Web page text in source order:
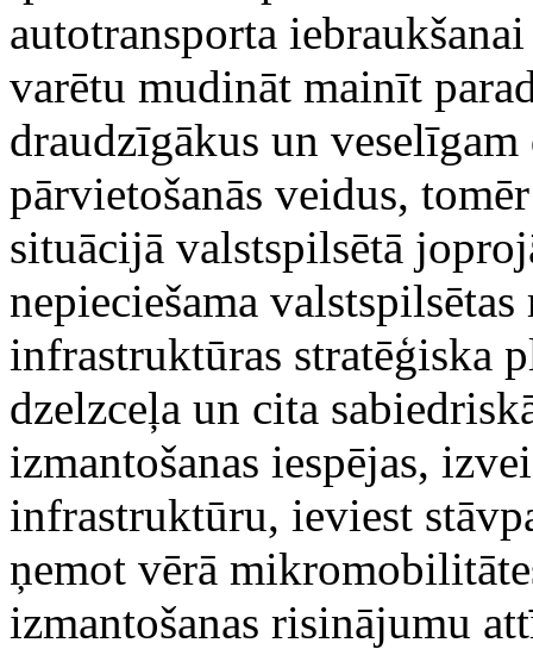
autotransporta
varētu mudināt mainīt
draudzīgākus un
pārvietošanās veidus,
situācijā valstspilsētā
nepieciešama
infrastruktūras stratēģiska
dzelzceļa un cita
izmantošanas iespējas,
infrastruktūru, ieviest
ņemot vērā
izmantošanas risinājumu